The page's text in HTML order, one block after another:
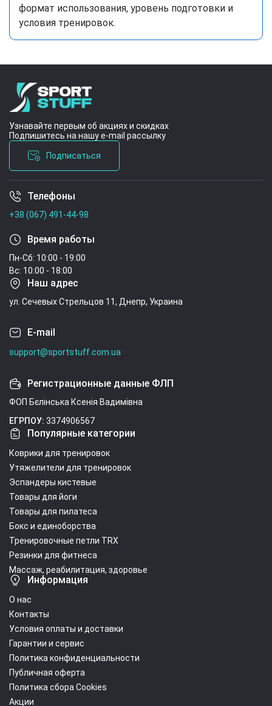
формат использования, уровень подготовки и
условия тренировок.
Узнавайте первым об акциях и скидках
Подпишитесь на нашу e-mail рассылку
Подписаться
Условия соглашения
Телефоны
+38 (067) 491-44-98
Время работы
Пн-Сб: 10:00 - 19:00
Вс: 10:00 - 18:00
Наш адрес
ул. Сечевых Стрельцов 11, Днепр, Украина
E-mail
support@sportstuff.com.ua
Регистрационные данные ФЛП
ФОП Бєлінська Ксенія Вадимівна
ЕГРПОУ: 3374906567
Популярные категории
Коврики для тренировок
Утяжелители для тренировок
Эспандеры кистевые
Товары для йоги
Товары для пилатеса
Бокс и единоборства
Тренировочные петли TRX
Резинки для фитнеса
Массаж, реабилитация, здоровье
Информация
О нас
Контакты
Условия оплаты и доставки
Гарантии и сервис
Политика конфиденциальности
Публичная оферта
Политика сбора Cookies
Акции